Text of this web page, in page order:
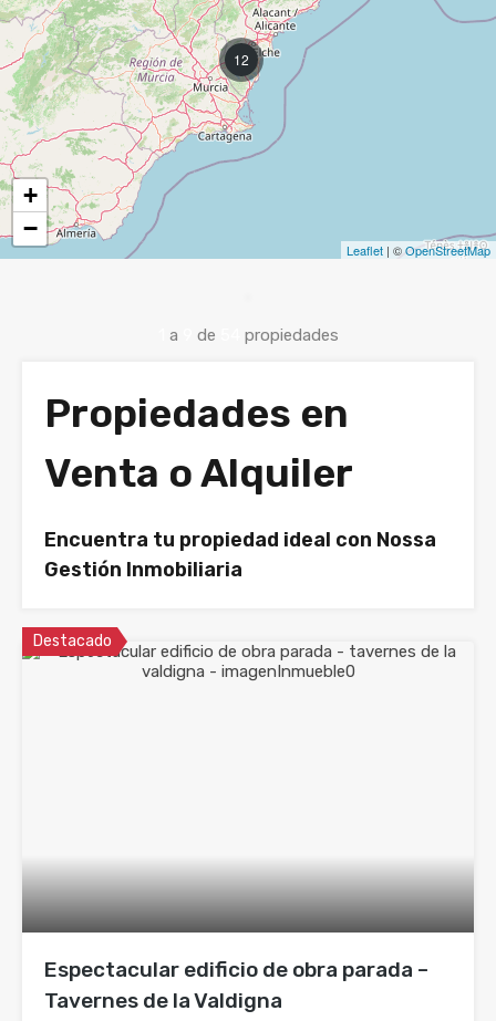
12
+
−
Leaflet | ©OpenStreetMap
a de propiedades
Propiedades en
Venta o Alquiler
Encuentra tu propiedad ideal con Nossa
Gestión Inmobiliaria
Destacado
Espectacular edificio de obra parada –
Tavernes de la Valdigna